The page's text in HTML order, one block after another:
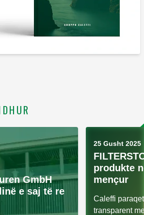
GmbH
e saj të re
25 Gusht 2025
produkte
mençur
Caleffi
transparent